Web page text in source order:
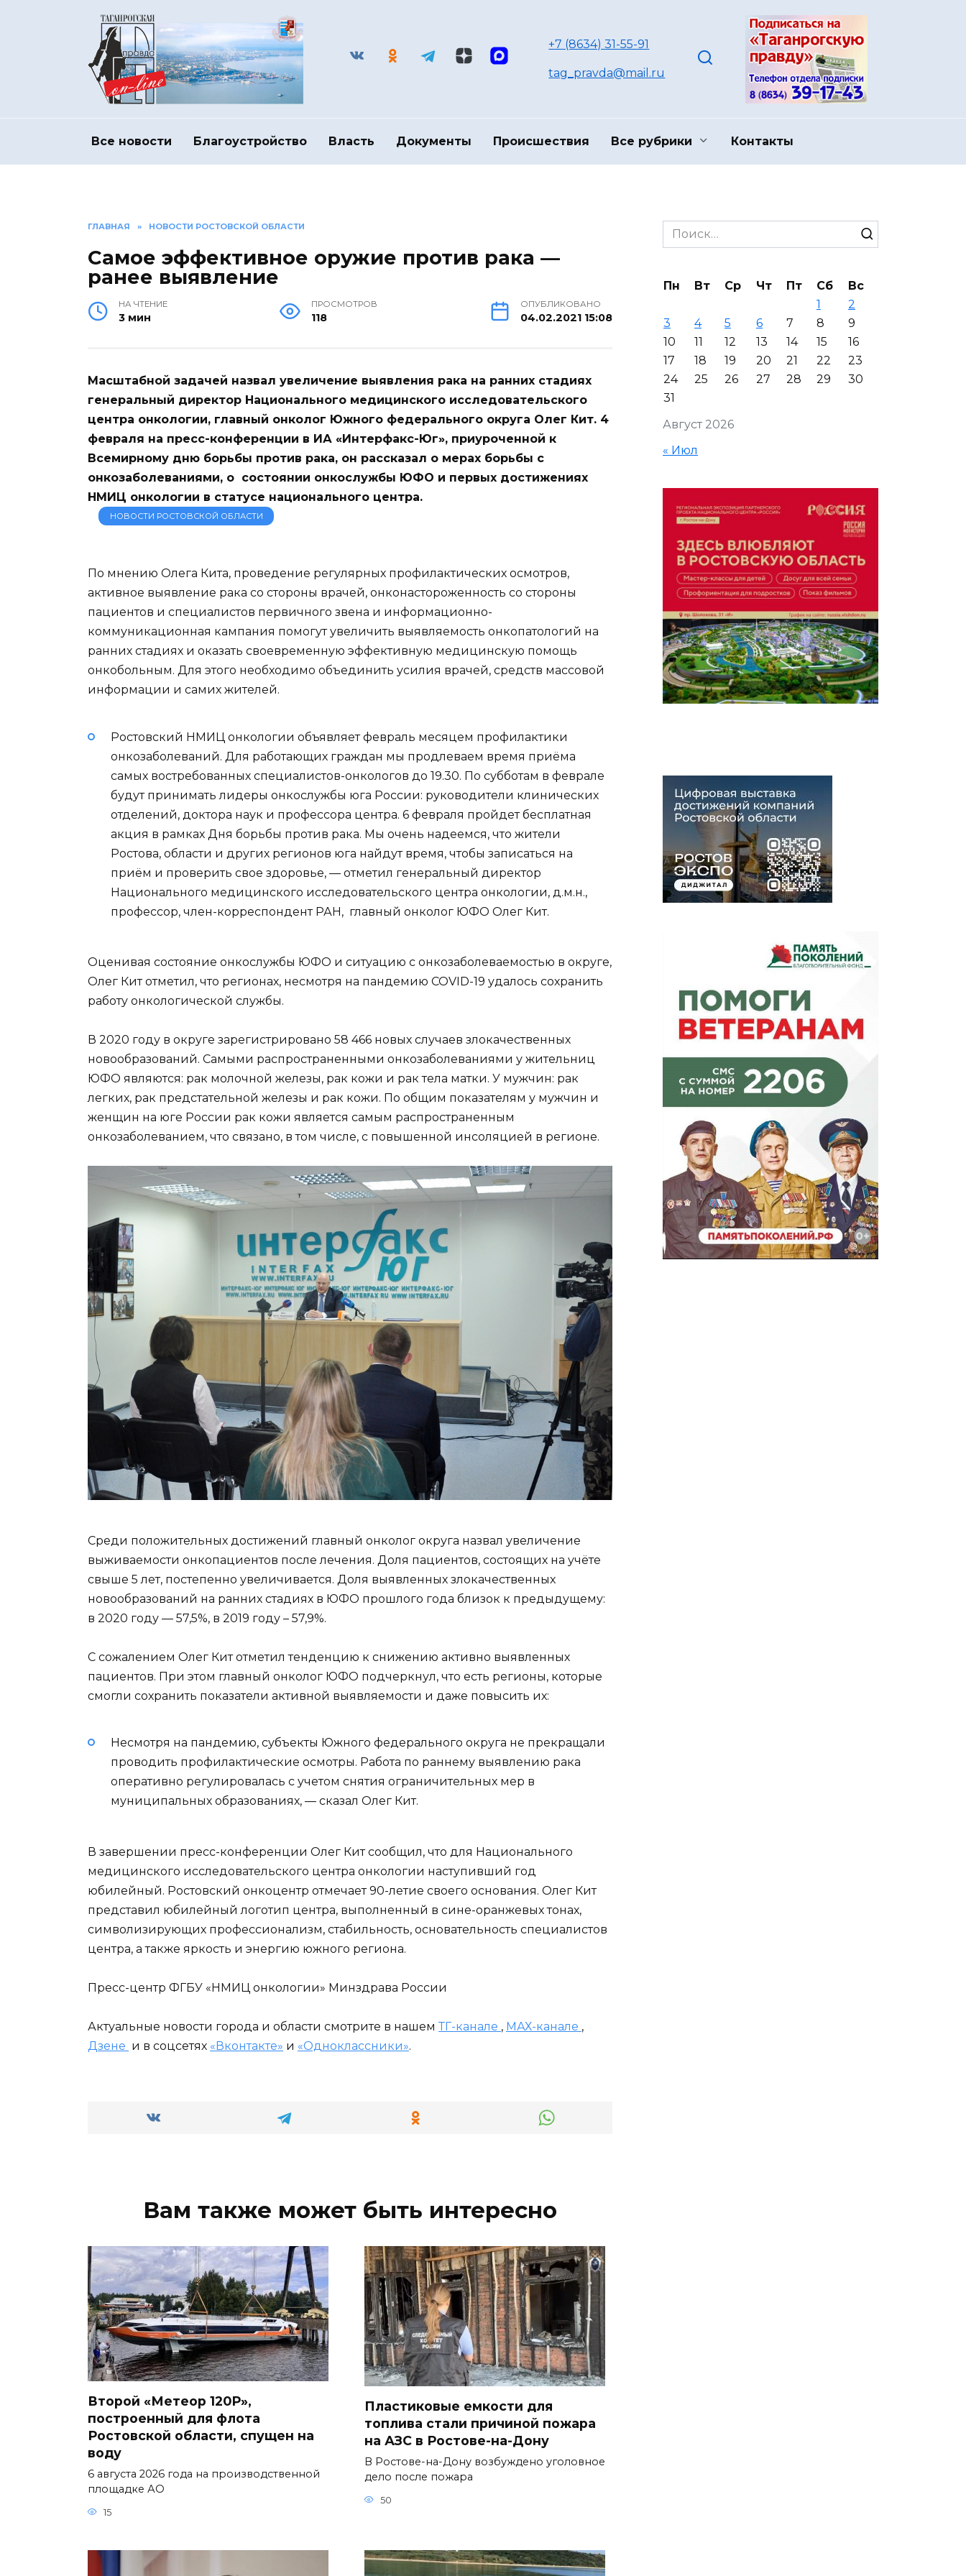
+7 (8634) 31-55-91
tag_pravda@mail.ru
Все новости Благоустройство Власть Документы Происшествия Все рубрики Контакты
ГЛАВНАЯ » НОВОСТИ РОСТОВСКОЙ ОБЛАСТИ
Самое эффективное оружие против рака —
ранее выявление
НА ЧТЕНИЕ
3 мин
ПРОСМОТРОВ
118
ОПУБЛИКОВАНО
04.02.2021 15:08
Масштабной задачей назвал увеличение выявления рака на ранних стадиях
генеральный директор Национального медицинского исследовательского
центра онкологии, главный онколог Южного федерального округа Олег Кит. 4
февраля на пресс-конференции в ИА «Интерфакс-Юг», приуроченной к
Всемирному дню борьбы против рака, он рассказал о мерах борьбы с
онкозаболеваниями, о состоянии онкослужбы ЮФО и первых достижениях
НМИЦ онкологии в статусе национального центра.
НОВОСТИ РОСТОВСКОЙ ОБЛАСТИ
По мнению Олега Кита, проведение регулярных профилактических осмотров,
активное выявление рака со стороны врачей, онконастороженность со стороны
пациентов и специалистов первичного звена и информационно-
коммуникационная кампания помогут увеличить выявляемость онкопатологий на
ранних стадиях и оказать своевременную эффективную медицинскую помощь
онкобольным. Для этого необходимо объединить усилия врачей, средств массовой
информации и самих жителей.
Ростовский НМИЦ онкологии объявляет февраль месяцем профилактики
онкозаболеваний. Для работающих граждан мы продлеваем время приёма
самых востребованных специалистов-онкологов до 19.30. По субботам в феврале
будут принимать лидеры онкослужбы юга России: руководители клинических
отделений, доктора наук и профессора центра. 6 февраля пройдет бесплатная
акция в рамках Дня борьбы против рака. Мы очень надеемся, что жители
Ростова, области и других регионов юга найдут время, чтобы записаться на
приём и проверить свое здоровье, — отметил генеральный директор
Национального медицинского исследовательского центра онкологии, д.м.н.,
профессор, член-корреспондент РАН, главный онколог ЮФО Олег Кит.
Оценивая состояние онкослужбы ЮФО и ситуацию с онкозаболеваемостью в округе,
Олег Кит отметил, что регионах, несмотря на пандемию COVID-19 удалось сохранить
работу онкологической службы.
В 2020 году в округе зарегистрировано 58 466 новых случаев злокачественных
новообразований. Самыми распространенными онкозаболеваниями у жительниц
ЮФО являются: рак молочной железы, рак кожи и рак тела матки. У мужчин: рак
легких, рак предстательной железы и рак кожи. По общим показателям у мужчин и
женщин на юге России рак кожи является самым распространенным
онкозаболеванием, что связано, в том числе, с повышенной инсоляцией в регионе.
Среди положительных достижений главный онколог округа назвал увеличение
выживаемости онкопациентов после лечения. Доля пациентов, состоящих на учёте
свыше 5 лет, постепенно увеличивается. Доля выявленных злокачественных
новообразований на ранних стадиях в ЮФО прошлого года близок к предыдущему:
в 2020 году — 57,5%, в 2019 году – 57,9%.
С сожалением Олег Кит отметил тенденцию к снижению активно выявленных
пациентов. При этом главный онколог ЮФО подчеркнул, что есть регионы, которые
смогли сохранить показатели активной выявляемости и даже повысить их:
Несмотря на пандемию, субъекты Южного федерального округа не прекращали
проводить профилактические осмотры. Работа по раннему выявлению рака
оперативно регулировалась с учетом снятия ограничительных мер в
муниципальных образованиях, — сказал Олег Кит.
В завершении пресс-конференции Олег Кит сообщил, что для Национального
медицинского исследовательского центра онкологии наступивший год
юбилейный. Ростовский онкоцентр отмечает 90-летие своего основания. Олег Кит
представил юбилейный логотип центра, выполненный в сине-оранжевых тонах,
символизирующих профессионализм, стабильность, основательность специалистов
центра, а также яркость и энергию южного региона.
Пресс-центр ФГБУ «НМИЦ онкологии» Минздрава России
Актуальные новости города и области смотрите в нашем ТГ-канале , МАХ-канале ,
Дзене и в соцсетях «Вконтакте» и «Одноклассники».
Вам также может быть интересно
Второй «Метеор 120Р»,
построенный для флота
Ростовской области, спущен на
воду
6 августа 2026 года на производственной
площадке АО
15
Пластиковые емкости для
топлива стали причиной пожара
на АЗС в Ростове-на-Дону
В Ростове-на-Дону возбуждено уголовное
дело после пожара
50
Search
for:
Август 2026
Пн Вт Ср Чт Пт Сб
Вс
1
2
3
4 5 6 7 8
9
10
11 12 13 14 15
16
17
18 19 20 21 22
23
24
25 26 27 28 29
30
31
« Июл